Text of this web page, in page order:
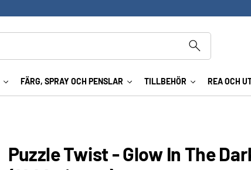
FÄRG, SPRAY OCH PENSLAR TILLBEHÖR REA OCH
Puzzle Twist - Glow In The